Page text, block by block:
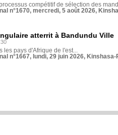
compétitif de sélection des
n°1670, mercredi, 5 août 2026,
atterrit à Bandundu Ville
les pays d'Afrique de l'est...
n°1667, lundi, 29 juin 2026,